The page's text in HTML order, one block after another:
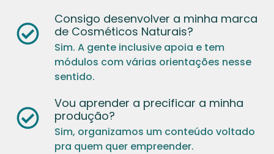
Consigo desenvolver a minha marca
de Cosméticos Naturais?
Sim. A gente inclusive apoia e tem
módulos com várias orientações nesse
sentido.
Vou aprender a precificar a minha
produção?
Sim, organizamos um conteúdo voltado
pra quem quer empreender.